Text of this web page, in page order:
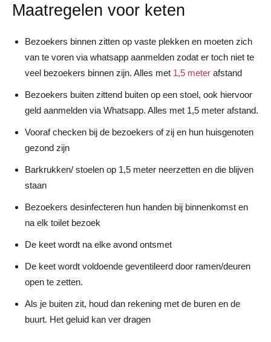
Maatregelen voor keten
Bezoekers binnen zitten op vaste plekken en moeten zich
van te voren via whatsapp aanmelden zodat er toch niet te
veel bezoekers binnen zijn. Alles met 1,5 meter afstand
Bezoekers buiten zittend buiten op een stoel, ook hiervoor
geld aanmelden via Whatsapp. Alles met 1,5 meter afstand.
Vooraf checken bij de bezoekers of zij en hun huisgenoten
gezond zijn
Barkrukken/ stoelen op 1,5 meter neerzetten en die blijven
staan
Bezoekers desinfecteren hun handen bij binnenkomst en
na elk toilet bezoek
De keet wordt na elke avond ontsmet
De keet wordt voldoende geventileerd door ramen/deuren
open te zetten.
Als je buiten zit, houd dan rekening met de buren en de
buurt. Het geluid kan ver dragen